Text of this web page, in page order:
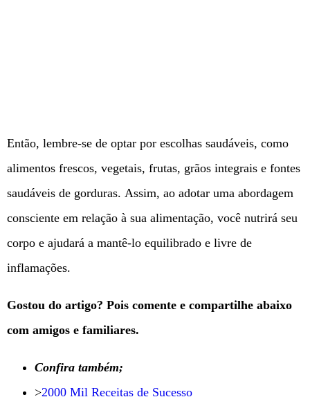
Então, lembre-se de optar por escolhas saudáveis, como
alimentos frescos, vegetais, frutas, grãos integrais e fontes
saudáveis ​​de gorduras. Assim, ao adotar uma abordagem
consciente em relação à sua alimentação, você nutrirá seu
corpo e ajudará a mantê-lo equilibrado e livre de
inflamações.
Gostou do artigo? Pois comente e compartilhe abaixo
com amigos e familiares.
Confira também;
>2000 Mil Receitas de Sucesso